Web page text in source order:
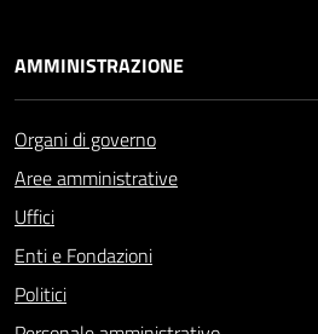
AMMINISTRAZIONE
Organi di governo
Aree amministrative
Uffici
Enti e Fondazioni
Politici